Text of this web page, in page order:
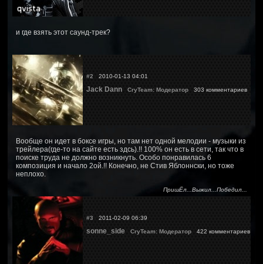
и где взять этот саунд-трек?
#2 2010-01-13 04:01
Jack Dann CryTeam: Модератор 303 комментариев
Вообще он идет в боксе игры, но там нет одной мелодии - музыки из
трейлера(где-то на сайте есть здсь).!! 100% он есть в сети, так что в
поиске труда не должно возникнуть. Особо понравилась 6
композиция и начало 2ой.!! Конечно, не Стив Яблоннски, но тоже
неплохо.
ПришЁл...Выжил...Победил...
#3 2011-02-09 06:39
sonne_side CryTeam: Модератор 422 комментариев